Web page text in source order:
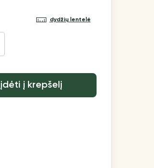
dydžių lentelė
įdėti į krepšelį